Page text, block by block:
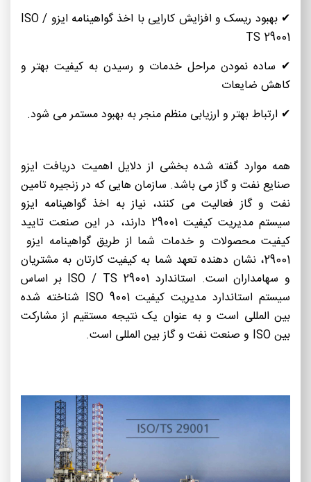
✔ بهبود ریسک و افزایش کارایی با اخذ گواهینامه ایزو ISO /
TS 29001
✔ ساده نمودن مراحل خدمات و رسیدن به کیفیت بهتر و
کاهش ضایعات
✔ ارتباط بهتر و ارزیابی منظم منجر به بهبود مستمر می شود.
همه موارد گفته شده بخشی از دلایل اهمیت دریافت ایزو
صنایع نفت و گاز می باشد. سازمان هایی که در زنجیره تامین
نفت و گاز فعالیت می کنند، نیاز به اخذ گواهینامه ایزو
سیستم مدیریت کیفیت 29001 دارند، در این صنعت تایید
کیفیت محصولات و خدمات شما از طریق گواهینامه ایزو
29001، نشان دهنده تعهد شما به کیفیت کارتان به مشتریان
و سهامداران است. استاندارد ISO / TS 29001 بر اساس
سیستم استاندارد مدیریت کیفیت ISO 9001 شناخته شده
بین المللی است و به عنوان یک نتیجه مستقیم از مشارکت
بین ISO و صنعت نفت و گاز بین المللی است.